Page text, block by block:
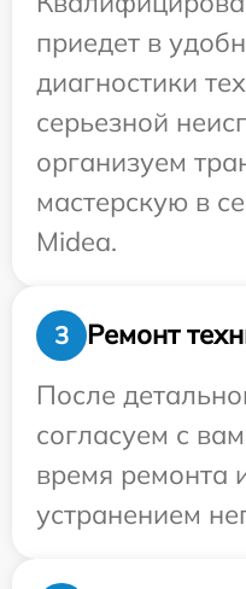
приедет в
диагностики
серьезной
организуем
мастерскую в
Midea.
3
Ремонт
После
согласуем с
время ремонта
устранением